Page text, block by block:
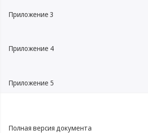
Приложение 3
Приложение 4
Приложение 5
Полная версия документа